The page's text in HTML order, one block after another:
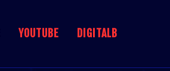
YOUTUBE DIGITALB